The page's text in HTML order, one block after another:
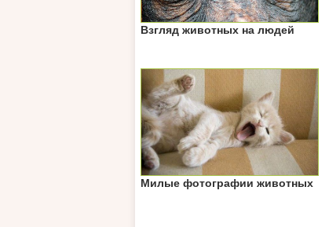
Взгляд животных на людей
Милые фотографии животных